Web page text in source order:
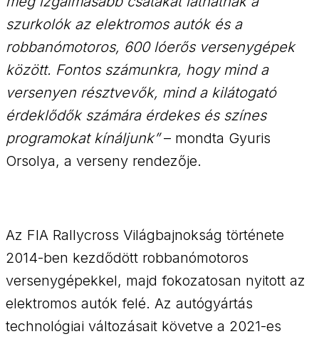
szurkolók az elektromos autók és a
robbanómotoros, 600 lóerős versenygépek
között. Fontos számunkra, hogy mind a
versenyen résztvevők, mind a kilátogató
érdeklődők számára érdekes és színes
programokat kínáljunk”– mondta Gyuris
Orsolya, a verseny rendezője.
Az FIA Rallycross Világbajnokság története
2014-ben kezdődött robbanómotoros
versenygépekkel, majd fokozatosan nyitott az
elektromos autók felé. Az autógyártás
technológiai változásait követve a 2021-es